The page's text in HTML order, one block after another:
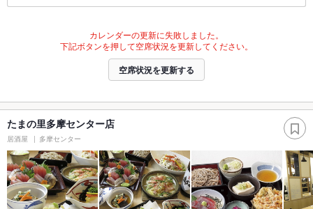
カレンダーの更新に失敗しました。
下記ボタンを押して空席状況を更新してください。
空席状況を更新する
たまの里多摩センター店
居酒屋 多摩センター